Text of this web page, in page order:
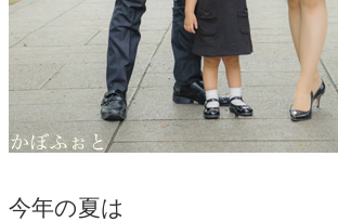
今年の夏は